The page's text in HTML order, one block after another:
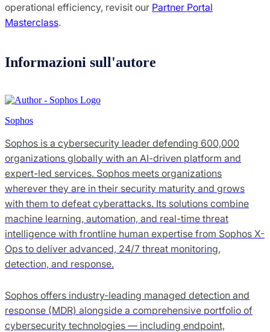
operational efficiency, revisit our Partner Portal
Masterclass.
Informazioni sull'autore
Sophos
Sophos is a cybersecurity leader defending 600,000
organizations globally with an AI-driven platform and
expert-led services. Sophos meets organizations
wherever they are in their security maturity and grows
with them to defeat cyberattacks. Its solutions combine
machine learning, automation, and real-time threat
intelligence with frontline human expertise from Sophos X-
Ops to deliver advanced, 24/7 threat monitoring,
detection, and response.
Sophos offers industry-leading managed detection and
response (MDR) alongside a comprehensive portfolio of
cybersecurity technologies — including endpoint,